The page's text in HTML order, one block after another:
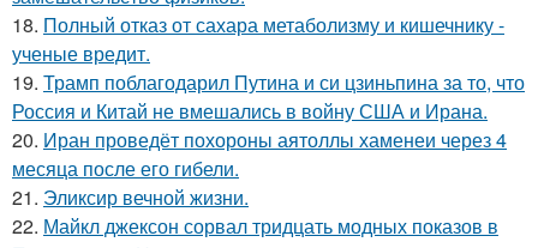
18. Полный отказ от сахара метаболизму и кишечнику -
ученые вредит.
19. Трамп поблагодарил Путина и си цзиньпина за то, что
Россия и Китай не вмешались в войну США и Ирана.
20. Иран проведёт похороны аятоллы хаменеи через 4
месяца после его гибели.
21. Эликсир вечной жизни.
22. Майкл джексон сорвал тридцать модных показов в